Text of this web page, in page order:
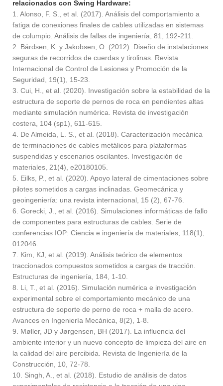
relacionados con Swing Hardware:
1. Alonso, F. S., et al. (2017). Análisis del comportamiento a
fatiga de conexiones finales de cables utilizadas en sistemas
de columpio. Análisis de fallas de ingeniería, 81, 192-211.
2. Bårdsen, K. y Jakobsen, O. (2012). Diseño de instalaciones
seguras de recorridos de cuerdas y tirolinas. Revista
Internacional de Control de Lesiones y Promoción de la
Seguridad, 19(1), 15-23.
3. Cui, H., et al. (2020). Investigación sobre la estabilidad de la
estructura de soporte de pernos de roca en pendientes altas
mediante simulación numérica. Revista de investigación
costera, 104 (sp1), 611-615.
4. De Almeida, L. S., et al. (2018). Caracterización mecánica
de terminaciones de cables metálicos para plataformas
suspendidas y escenarios oscilantes. Investigación de
materiales, 21(4), e20180105.
5. Eilks, P., et al. (2020). Apoyo lateral de cimentaciones sobre
pilotes sometidos a cargas inclinadas. Geomecánica y
geoingeniería: una revista internacional, 15 (2), 67-76.
6. Gorecki, J., et al. (2016). Simulaciones informáticas de fallo
de componentes para estructuras de cables. Serie de
conferencias IOP: Ciencia e ingeniería de materiales, 118(1),
012046.
7. Kim, KJ, et al. (2019). Análisis teórico de elementos
traccionados compuestos sometidos a cargas de tracción.
Estructuras de ingeniería, 184, 1-10.
8. Li, T., et al. (2016). Simulación numérica e investigación
experimental sobre el comportamiento mecánico de una
estructura de soporte de perno de roca + malla de acero.
Avances en Ingeniería Mecánica, 8(2), 1-8.
9. Møller, JD y Jørgensen, BH (2017). La influencia del
ambiente interior y un nuevo concepto de limpieza del aire en
la calidad del aire percibida. Revista de Ingeniería de la
Construcción, 10, 72-78.
10. Singh, A., et al. (2018). Estudio de análisis de datos